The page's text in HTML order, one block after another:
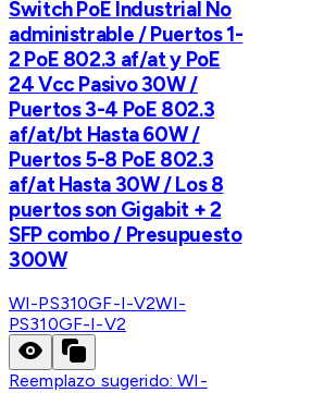
Switch PoE Industrial No
administrable / Puertos 1-
2 PoE 802.3 af/at y PoE
24 Vcc Pasivo 30W /
Puertos 3-4 PoE 802.3
af/at/bt Hasta 60W /
Puertos 5-8 PoE 802.3
af/at Hasta 30W / Los 8
puertos son Gigabit + 2
SFP combo / Presupuesto
300W
WI-PS310GF-I-V2WI-
PS310GF-I-V2
Reemplazo sugerido:WI-